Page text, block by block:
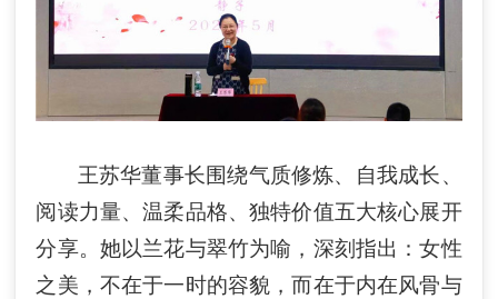
王苏华董事长围绕气质修炼、自我成长、
阅读力量、温柔品格、独特价值五大核心展开
分享。她以兰花与翠竹为喻，深刻指出：女性
之美，不在于一时的容貌，而在于内在风骨与